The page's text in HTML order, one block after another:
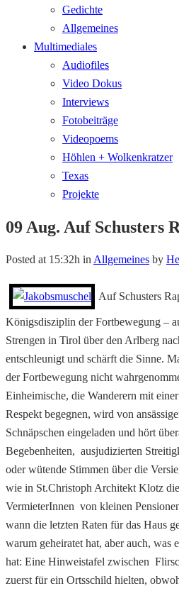
Gedichte
Allgemeines
Multimediales
Audiofiles
Video Dokus
Interviews
Fotobeiträge
Videopoems
Höhlen + Wolkenkratzer
Texas
Projekte
09 Aug. Auf Schusters
Posted at 15:32h in Allgemeines by
Auf Schusters
Königsdisziplin der Fortbewegung –
Strengen in Tirol über den Arlberg
entschleunigt und schärft die Sinne.
der Fortbewegung nicht
Einheimische, die Wanderern mit
Respekt begegnen, wird von
Schnäpschen eingeladen und hört
Begebenheiten, ausjudizierten
oder wütende Stimmen über die
wie in St.Christoph Architekt Klotz
VermieterInnen von kleinen
wann die letzten Raten für das Haus
warum geheiratet hat, aber auch, was
hat: Eine Hinweistafel zwischen
zuerst für ein Ortsschild hielten,